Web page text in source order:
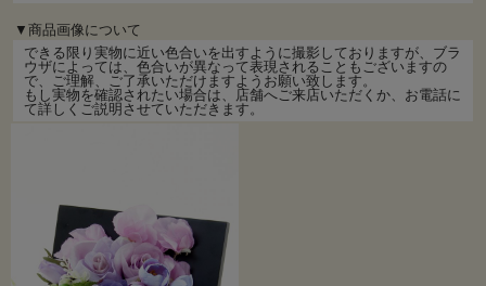
▼商品画像について
できる限り実物に近い色合いを出すように撮影しておりますが、ブラ
ウザによっては、色合いが異なって表現されることもございますの
で、ご理解、ご了承いただけますようお願い致します。
もし実物を確認されたい場合は、店舗へご来店いただくか、お電話に
て詳しくご説明させていただきます。